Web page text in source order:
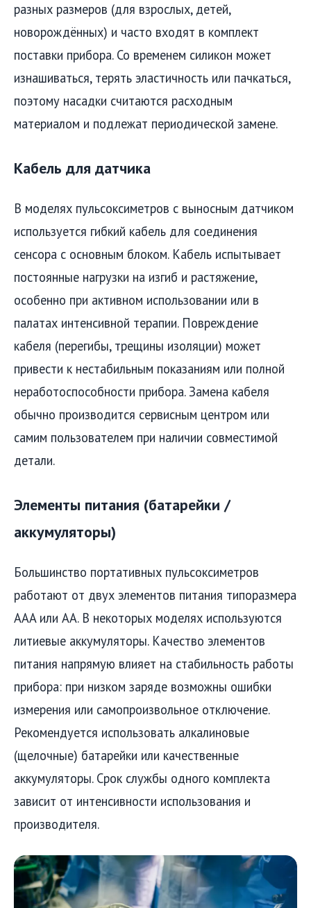
разных размеров (для взрослых, детей,
новорождённых) и часто входят в комплект
поставки прибора. Со временем силикон может
изнашиваться, терять эластичность или пачкаться,
поэтому насадки считаются расходным
материалом и подлежат периодической замене.
Кабель для датчика
В моделях пульсоксиметров с выносным датчиком
используется гибкий кабель для соединения
сенсора с основным блоком. Кабель испытывает
постоянные нагрузки на изгиб и растяжение,
особенно при активном использовании или в
палатах интенсивной терапии. Повреждение
кабеля (перегибы, трещины изоляции) может
привести к нестабильным показаниям или полной
неработоспособности прибора. Замена кабеля
обычно производится сервисным центром или
самим пользователем при наличии совместимой
детали.
Элементы питания (батарейки /
аккумуляторы)
Большинство портативных пульсоксиметров
работают от двух элементов питания типоразмера
AAA или AA. В некоторых моделях используются
литиевые аккумуляторы. Качество элементов
питания напрямую влияет на стабильность работы
прибора: при низком заряде возможны ошибки
измерения или самопроизвольное отключение.
Рекомендуется использовать алкалиновые
(щелочные) батарейки или качественные
аккумуляторы. Срок службы одного комплекта
зависит от интенсивности использования и
производителя.